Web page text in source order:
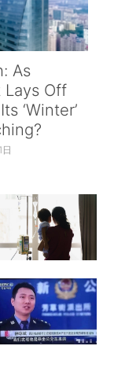
As
Lays Off
‘Winter’